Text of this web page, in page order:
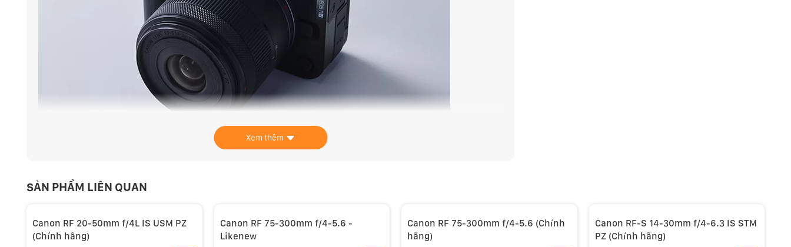
Ống kính Canon 14-30mm f/4-6.3 IS STM PZ có chức năng zoom điện. Tính năng này cho phép người dùng
xoay ống kính sang trái hoặc phải để bắt đầu zoom điện nhiều tốc độ (có thể tùy chỉnh) để có kết quả mượt
máy ảnh EOS.
Xem thêm
SẢN PHẨM LIÊN QUAN
Canon RF 20-50mm f/4L IS USM PZ
(Chính hãng)
Canon RF 75-300mm f/4-5.6 -
Likenew
Canon RF 75-300mm f/4-5.6 (Chính
hãng)
Canon RF-S 14-30mm f/4-6.3 IS STM
PZ (Chính hãng)